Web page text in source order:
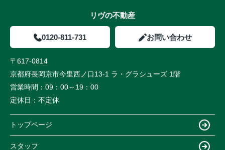
リヴの不動産
0120-811-731 お問い合わせ
〒617-0814
京都府長岡京市今里西ノ口13-1 ラ・グラシューズ 1階
営業時間： 09：00～19：00
定休日： 不定休
トップページ
スタッフ